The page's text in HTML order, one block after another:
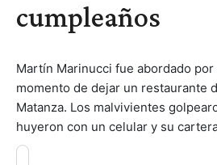
cumpleaños
Martín Marinucci fue abordado
momento de dejar un restaurante
Matanza. Los malvivientes
huyeron con un celular y su